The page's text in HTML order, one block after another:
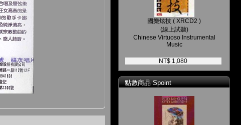
國樂炫技 ( XRCD2 )
(線上試聽)
Chinese Virtuoso Instrumental
Music
NT$ 1,080
點數商品 Spoint